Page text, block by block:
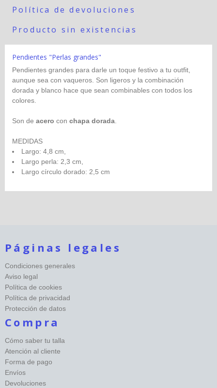
Política de devoluciones
Producto sin existencias
Pendientes "Perlas grandes"
Pendientes grandes para darle un toque festivo a tu outfit,
aunque sea con vaqueros. Son ligeros y la combinación
dorada y blanco hace que sean combinables con todos los
colores.
Son de acero con chapa dorada
MEDIDAS
Largo: 4,8 cm,
Largo perla: 2,3 cm,
Largo círculo dorado: 2,5 cm
Páginas legales
Condiciones generales
Aviso legal
Política de cookies
Política de privacidad
Protección de datos
Compra
Cómo saber tu talla
Atención al cliente
Forma de pago
Envíos
Devoluciones